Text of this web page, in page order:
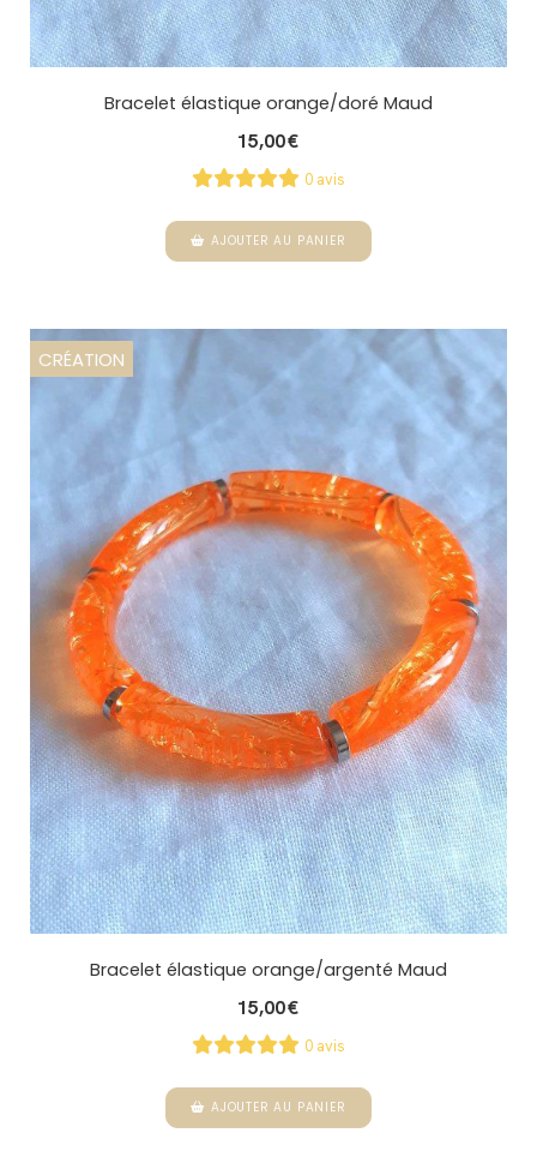
Bracelet élastique orange/doré Maud
15,00€
0 avis
AJOUTER AU PANIER
CRÉATION
Bracelet élastique orange/argenté Maud
15,00€
0 avis
AJOUTER AU PANIER